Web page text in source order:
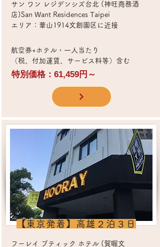
サン ワン レジデンシズ台北 (神旺商務酒
店)San Want Residences Taipei
エリア：華山1914文創園区に近接
​航空券+ホテル・一人当たり
（税、付加運賃、サービス料等）含む
特別価格：61,459円～
​【東京発着】高雄２泊３日
フーレイ ブティック ホテル (賀喔文